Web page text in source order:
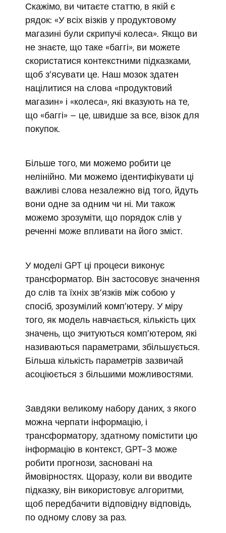
Скажімо, ви читаєте статтю, в якій є
рядок: «У всіх візків у продуктовому
магазині були скрипучі колеса». Якщо ви
не знаєте, що таке «баггі», ви можете
скористатися контекстними підказками,
щоб з’ясувати це. Наш мозок здатен
націлитися на слова «продуктовий
магазин» і «колеса», які вказують на те,
що «баггі» – це, швидше за все, візок для
покупок.
Більше того, ми можемо робити це
нелінійно. Ми можемо ідентифікувати ці
важливі слова незалежно від того, йдуть
вони одне за одним чи ні. Ми також
можемо зрозуміти, що порядок слів у
реченні може впливати на його зміст.
У моделі GPT ці процеси виконує
трансформатор. Він застосовує значення
до слів та їхніх зв’язків між собою у
спосіб, зрозумілий комп’ютеру. У міру
того, як модель навчається, кількість цих
значень, що зчитуються комп’ютером, які
називаються параметрами, збільшується.
Більша кількість параметрів зазвичай
асоціюється з більшими можливостями.
Завдяки великому набору даних, з якого
можна черпати інформацію, і
трансформатору, здатному помістити цю
інформацію в контекст, GPT-3 може
робити прогнози, засновані на
ймовірностях. Щоразу, коли ви вводите
підказку, він використовує алгоритми,
щоб передбачити відповідну відповідь,
по одному слову за раз.